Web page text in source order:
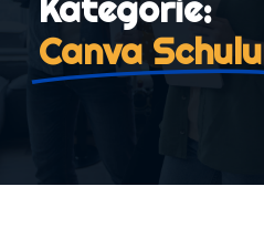
Kategorie:
Canva